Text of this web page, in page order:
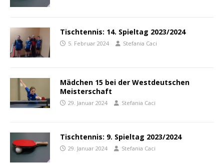
Tischtennis: 14. Spieltag 2023/2024
5. Februar 2024 Stefania Caci
Mädchen 15 bei der Westdeutschen
Meisterschaft
29. Januar 2024 Stefania Caci
Tischtennis: 9. Spieltag 2023/2024
29. Januar 2024 Stefania Caci